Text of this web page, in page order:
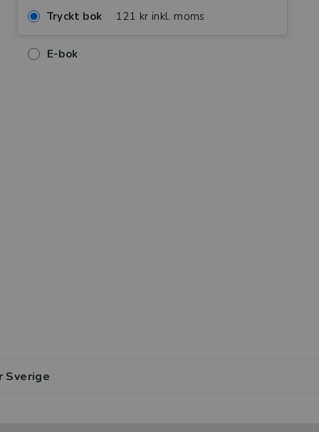
Tryckt bok 121 kr inkl. moms
E-bok
Sverige